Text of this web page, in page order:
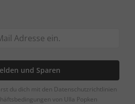
und Sparen
du dich mit den Datenschutzrichtlinien
von Ulla Popken